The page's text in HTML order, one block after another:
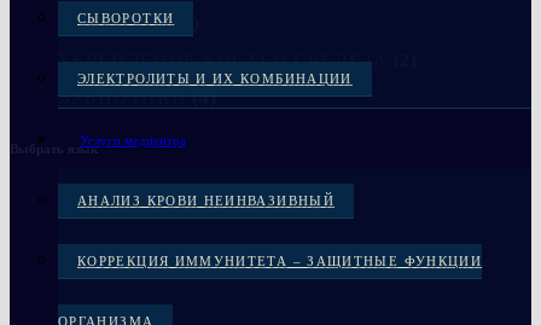
СЫВОРОТКИ
ЭЛЕКТРОЛИТЫ И ИХ КОМБИНАЦИИ
Услуги медцентра
АНАЛИЗ КРОВИ НЕИНВАЗИВНЫЙ
КОРРЕКЦИЯ ИММУНИТЕТА – ЗАЩИТНЫЕ ФУНКЦИИ
ОРГАНИЗМА
МЕДЦЕНТР(6)
УКРЕПЛЕНИЕ КОСТЕЙ СКЕЛЕТА
ЭУБИОТИКИ(4)
Выбрать язык